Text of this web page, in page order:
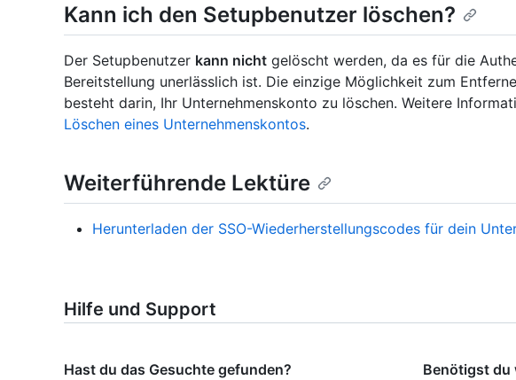
Kann ich den Setupbenutzer löschen?
Der Setupbenutzer kann nicht gelöscht werden, da es für die
Bereitstellung unerlässlich ist. Die einzige Möglichkeit zum
besteht darin, Ihr Unternehmenskonto zu löschen. Weitere
Löschen eines Unternehmenskontos.
Weiterführende Lektüre
Herunterladen der SSO-Wiederherstellungscodes für dein
Hilfe und Support
Hast du das Gesuchte gefunden? Benötigst du